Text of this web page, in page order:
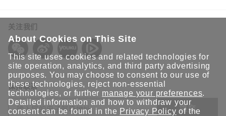
关注我们
保持联系
提交
About Cookies on This Site
This site uses cookies and related technologies for
site operation, analytics, and third party advertising
purposes. You may choose to consent to our use of
these technologies, reject non-essential
technologies, or further manage your preferences.
Detailed information and how to withdraw your
consent can be found in the Privacy Policy of the